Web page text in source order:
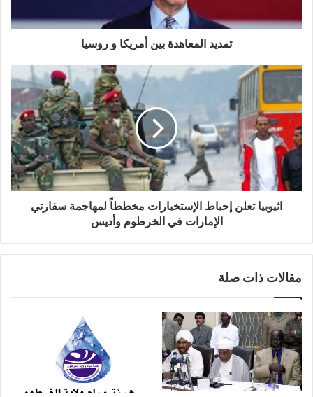
تمديد المعاهدة بين أمريكا و روسيا
اثيوبيا تعلن إحباط الإستخبارات مخططاً لمهاجمة سفارتي
الإمارات في الخرطوم وأديس
مقالات ذات صلة